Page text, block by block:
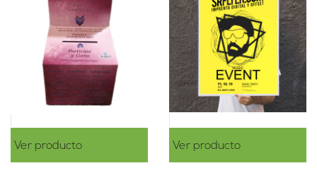
Ver producto Ver producto